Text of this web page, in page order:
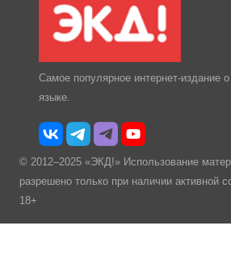
Самое популярное интернет-издание
языке.
© 2012–2025 «ЭКД!» Использование
разрешено только при наличии активной
18+